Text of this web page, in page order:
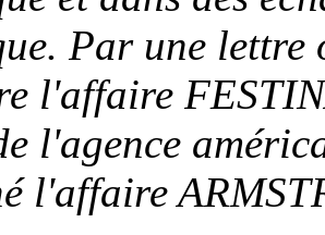
Par une lettre
l'affaire
l'agence
l'affaire